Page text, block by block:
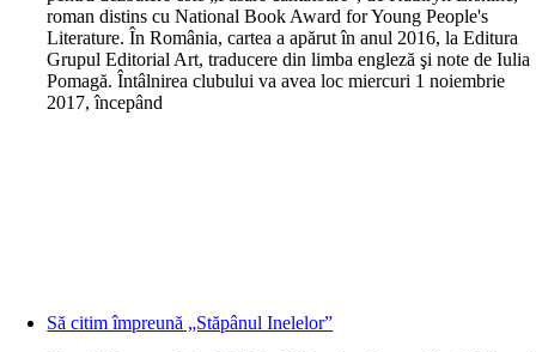
roman distins cu National Book Award for Young People's
Literature. În România, cartea a apărut în anul 2016, la Editura
Grupul Editorial Art, traducere din limba engleză şi note de Iulia
Pomagă. Întâlnirea clubului va avea loc miercuri 1 noiembrie
2017, începând
Să citim împreună „Stăpânul Inelelor”